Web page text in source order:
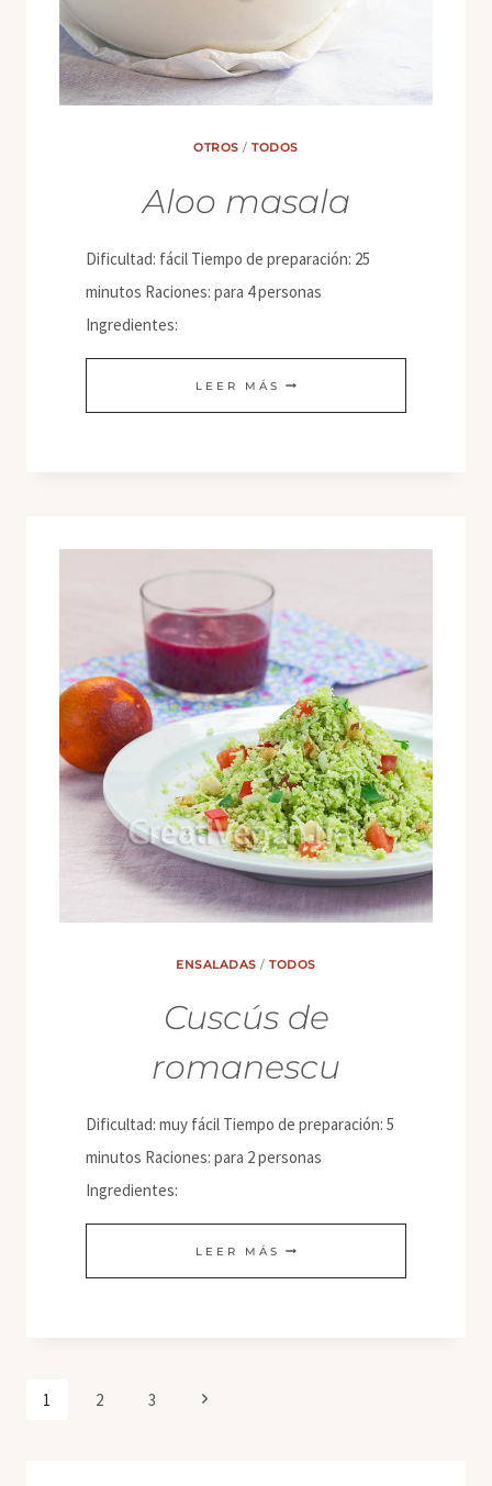
OTROS /TODOS
Aloo masala
Dificultad: fácil Tiempo de preparación: 25
minutos Raciones: para 4 personas
Ingredientes:
LEER MÁS ALOO
MASALA
ENSALADAS /TODOS
Cuscús de
romanescu
Dificultad: muy fácil Tiempo de preparación: 5
minutos Raciones: para 2 personas
Ingredientes:
LEER MÁS CUSCÚS
DE
Navegación
1 2 3
Siguiente